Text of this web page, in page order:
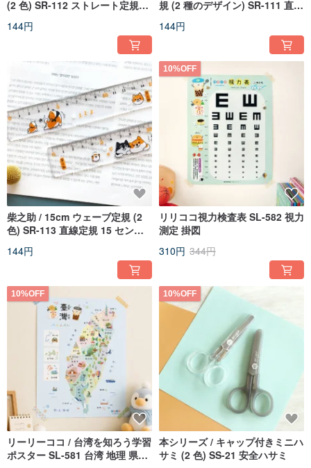
(2 色) SR-112 ストレート定規
144円
規 (2 種のデザイン) SR-111 直尺
144円
柴之助 / 15cm ウェーブ定規 (2
色) SR-113 直線定規 15 センチ
144円
10%OFF
リリココ視力検査表 SL-582 視力
測定 掛図
310円 344円
10%OFF
リーリーココ / 台湾を知ろう学習
ポスター SL-581 台湾 地理 県市
10%OFF
本シリーズ / キャップ付きミニハ
サミ (2 色) SS-21 安全ハサミ